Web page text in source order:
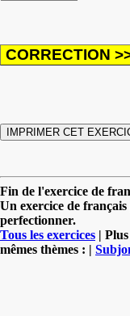
Fin de l'exercice de
Un exercice de
perfectionner.
Tous les exercices |
mêmes thèmes : |